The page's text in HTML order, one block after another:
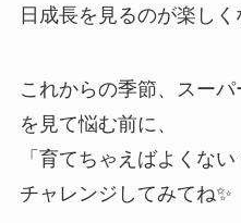
日成長を見るのが楽しく
これからの季節、スー
を見て悩む前に、
「育てちゃえばよくな
チャレンジしてみてね✨